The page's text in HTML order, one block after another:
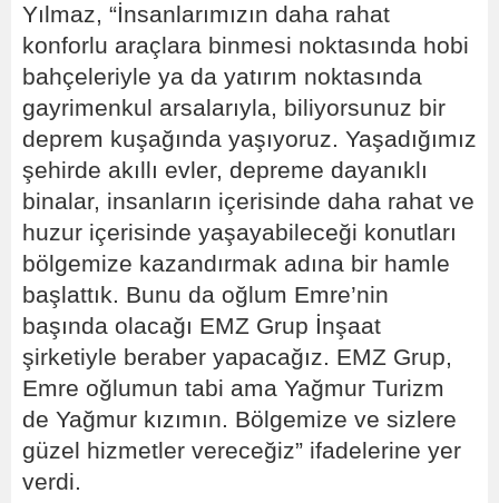
Yılmaz, “İnsanlarımızın daha rahat
konforlu araçlara binmesi noktasında hobi
bahçeleriyle ya da yatırım noktasında
gayrimenkul arsalarıyla, biliyorsunuz bir
deprem kuşağında yaşıyoruz. Yaşadığımız
şehirde akıllı evler, depreme dayanıklı
binalar, insanların içerisinde daha rahat ve
huzur içerisinde yaşayabileceği konutları
bölgemize kazandırmak adına bir hamle
başlattık. Bunu da oğlum Emre’nin
başında olacağı EMZ Grup İnşaat
şirketiyle beraber yapacağız. EMZ Grup,
Emre oğlumun tabi ama Yağmur Turizm
de Yağmur kızımın. Bölgemize ve sizlere
güzel hizmetler vereceğiz” ifadelerine yer
verdi.